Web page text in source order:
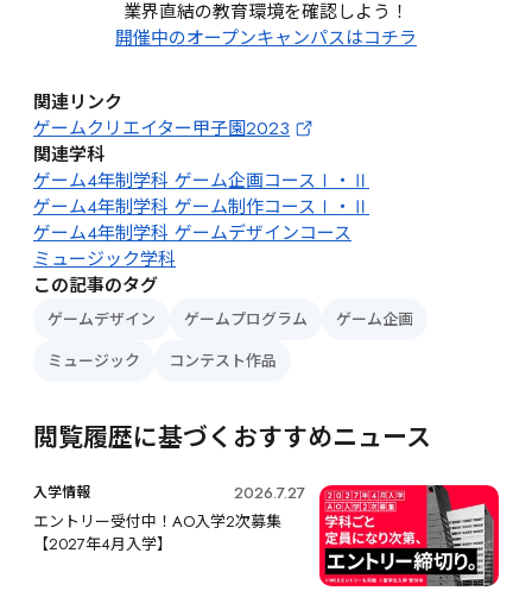
業界直結の教育環境を確認しよう！
開催中のオープンキャンパスはコチラ
関連リンク
ゲームクリエイター甲子園2023
関連学科
ゲーム4年制学科 ゲーム企画コースⅠ・Ⅱ
ゲーム4年制学科 ゲーム制作コースⅠ・Ⅱ
ゲーム4年制学科 ゲームデザインコース
ミュージック学科
この記事のタグ
ゲームデザイン ゲームプログラム
ゲーム企画
ミュージック
コンテスト作品
閲覧履歴に基づくおすすめニュース
入学情報
2026.7.27
エントリー受付中！AO入学2次募集
【2027年4月入学】